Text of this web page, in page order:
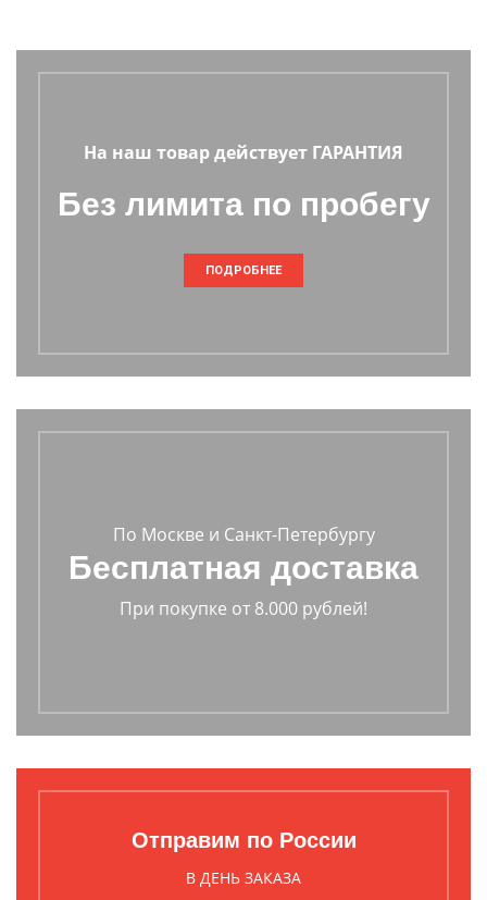
На наш товар действует ГАРАНТИЯ
Без лимита по пробегу
ПОДРОБНЕЕ
По Москве и Санкт-Петербургу
Бесплатная доставка
При покупке от 8.000 рублей!
Отправим по России
В ДЕНЬ ЗАКАЗА